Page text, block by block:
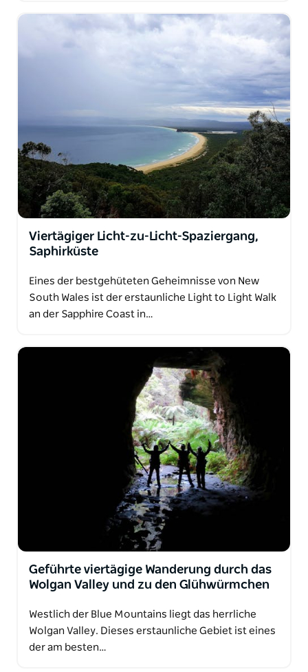
Viertägiger Licht-zu-Licht-Spaziergang,
Saphirküste
Eines der bestgehüteten Geheimnisse von New
South Wales ist der erstaunliche Light to Light Walk
an der Sapphire Coast in…
Geführte viertägige Wanderung durch das
Wolgan Valley und zu den Glühwürmchen
Westlich der Blue Mountains liegt das herrliche
Wolgan Valley. Dieses erstaunliche Gebiet ist eines
der am besten…